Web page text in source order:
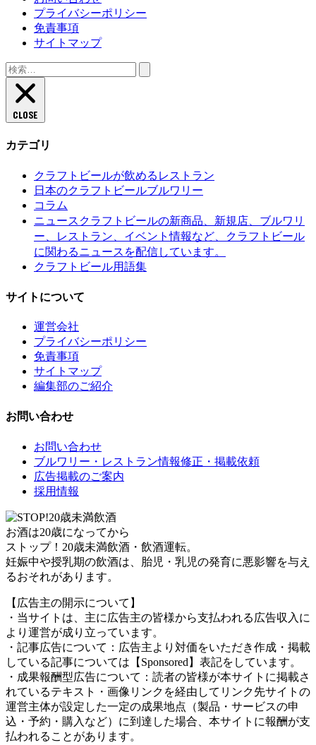
プライバシーポリシー
免責事項
サイトマップ
検
索:
CLOSE
カテゴリ
クラフトビールが飲めるレストラン
日本のクラフトビールブルワリー
コラム
ニュース クラフトビールの新商品、新規店、ブルワリ
ー、レストラン、イベント情報など、クラフトビール
に関わるニュースを配信しています。
クラフトビール用語集
サイトについて
運営会社
プライバシーポリシー
免責事項
サイトマップ
編集部のご紹介
お問い合わせ
お問い合わせ
ブルワリー・レストラン情報修正・掲載依頼
広告掲載のご案内
採用情報
お酒は20歳になってから
ストップ！20歳未満飲酒・飲酒運転。
妊娠中や授乳期の飲酒は、胎児・乳児の発育に悪影響を与え
るおそれがあります。
【広告主の開示について】
・当サイトは、主に広告主の皆様から支払われる広告収入に
より運営が成り立っています。
・記事広告について：広告主より対価をいただき作成・掲載
している記事については【Sponsored】表記をしています。
・成果報酬型広告について：読者の皆様が本サイトに掲載さ
れているテキスト・画像リンクを経由してリンク先サイトの
運営主体が設定した一定の成果地点（製品・サービスの申
込・予約・購入など）に到達した場合、本サイトに報酬が支
払われることがあります。